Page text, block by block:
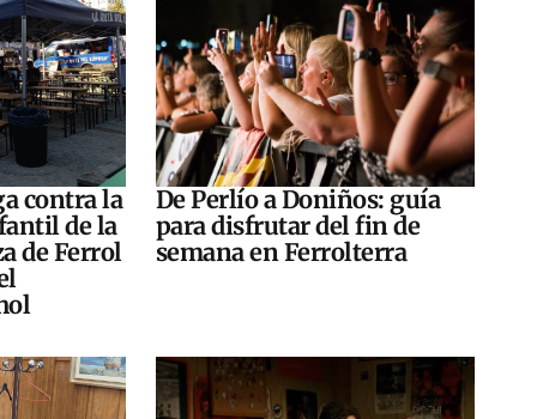
contra la
de la
de Ferrol
De Perlío a Doniños: guía
para disfrutar del fin de
semana en Ferrolterra